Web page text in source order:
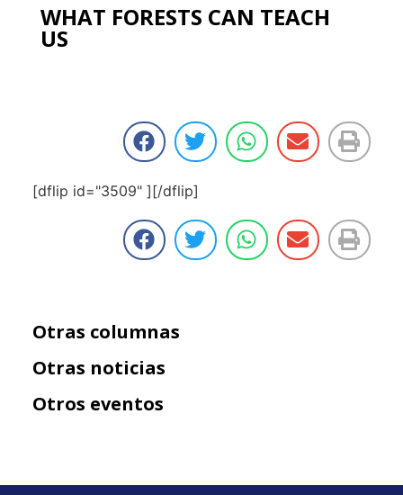
WHAT FORESTS CAN TEACH
US
[dflip id="3509" ][/dflip]
Otras columnas
Otras noticias
Otros eventos